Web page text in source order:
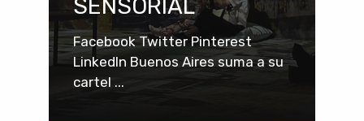
SENSORIAL
Facebook Twitter Pinterest
LinkedIn Buenos Aires suma a su
cartel ...